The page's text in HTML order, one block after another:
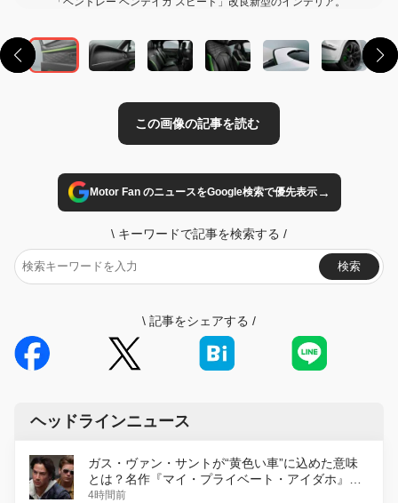
Motor Fan のニュースをGoogle検索で優先表示→
\ キーワードで記事を検索する /
検索
\ 記事をシェアする /
ヘッドラインニュース
ガス・ヴァン・サントが“黄色い車”に込めた意味
とは？名作『マイ・プライベート・アイダホ』が
初のデジタルリマスター版で復活
4時間前